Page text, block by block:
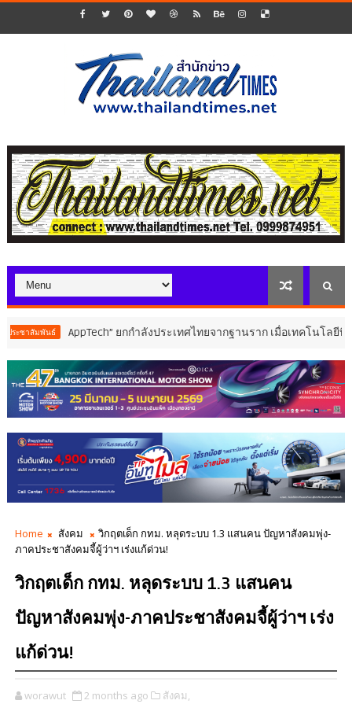
AppTech”​ ยกกำลังประเทศไทยจากฐานราก เมื่อเทคโนโลยีที่เหมาะสม
Home สังคม
วิกฤตเด็ก กทม. หลุดระบบ 1.3 แสนคน ปัญหาสังคมพุ่ง-
ภาคประชาสังคมจี้ผู้ว่าฯ เร่งแก้ด่วน!
วิกฤตเด็ก กทม. หลุดระบบ 1.3 แสนคน
ปัญหาสังคมพุ่ง-ภาคประชาสังคมจี้ผู้ว่าฯ เร่ง
แก้ด่วน!
worawut 2 months ago สังคม,